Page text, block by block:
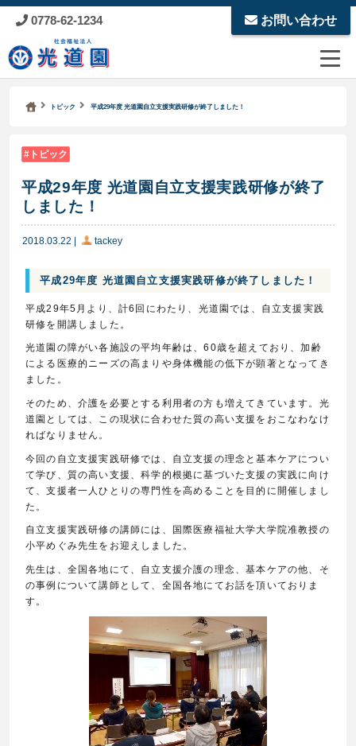
0778-62-1234 お問い合わせ
社会福祉法人 光道園
トピック 平成29年度 光道園自立支援実践研修が終了しました！
トピック
平成29年度 光道園自立支援実践研修が終了
しました！
2018.03.22 tackey
平成29年度 光道園自立支援実践研修が終了しました！
平成29年5月より、計6回にわたり、光道園では、自立支援実践
研修を開講しました。
光道園の障がい各施設の平均年齢は、60歳を超えており、加齢
による医療的ニーズの高まりや身体機能の低下が顕著となってき
ました。
そのため、介護を必要とする利用者の方も増えてきています。光
道園としては、この現状に合わせた質の高い支援をおこなわなけ
ればなりません。
今回の自立支援実践研修では、自立支援の理念と基本ケアについ
て学び、質の高い支援、科学的根拠に基づいた支援の実践に向け
て、支援者一人ひとりの専門性を高めることを目的に開催しまし
た。
自立支援実践研修の講師には、国際医療福祉大学大学院准教授の
小平めぐみ先生をお迎えしました。
先生は、全国各地にて、自立支援介護の理念、基本ケアの他、そ
の事例について講師として、全国各地にてお話を頂いておりま
す。